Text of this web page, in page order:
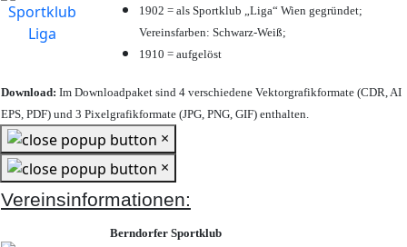
1902 = als Sportklub „Liga“ Wien gegründet;
Vereinsfarben: Schwarz-Weiß;
1910 = aufgelöst
Download: Im Downloadpaket sind 4 verschiedene Vektorgrafikformate (CDR, AI
EPS, PDF) und 3 Pixelgrafikformate (JPG, PNG, GIF) enthalten.
×
×
Vereinsinformationen:
Berndorfer Sportklub